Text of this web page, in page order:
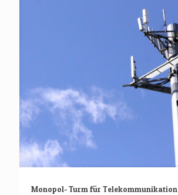
Monopol- Turm für Telekommunikation